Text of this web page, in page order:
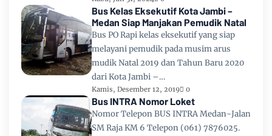
Bus Kelas Eksekutif Kota Jambi –
Medan Siap Manjakan Pemudik Natal
Bus PO Rapi kelas eksekutif yang siap
melayani pemudik pada musim arus
mudik Natal 2019 dan Tahun Baru 2020
dari Kota Jambi –…
Kamis, Desember 12, 2019 0
Bus INTRA Nomor Loket
Nomor Telepon BUS INTRA Medan-Jalan
SM Raja KM 6 Telepon (061) 7876025.